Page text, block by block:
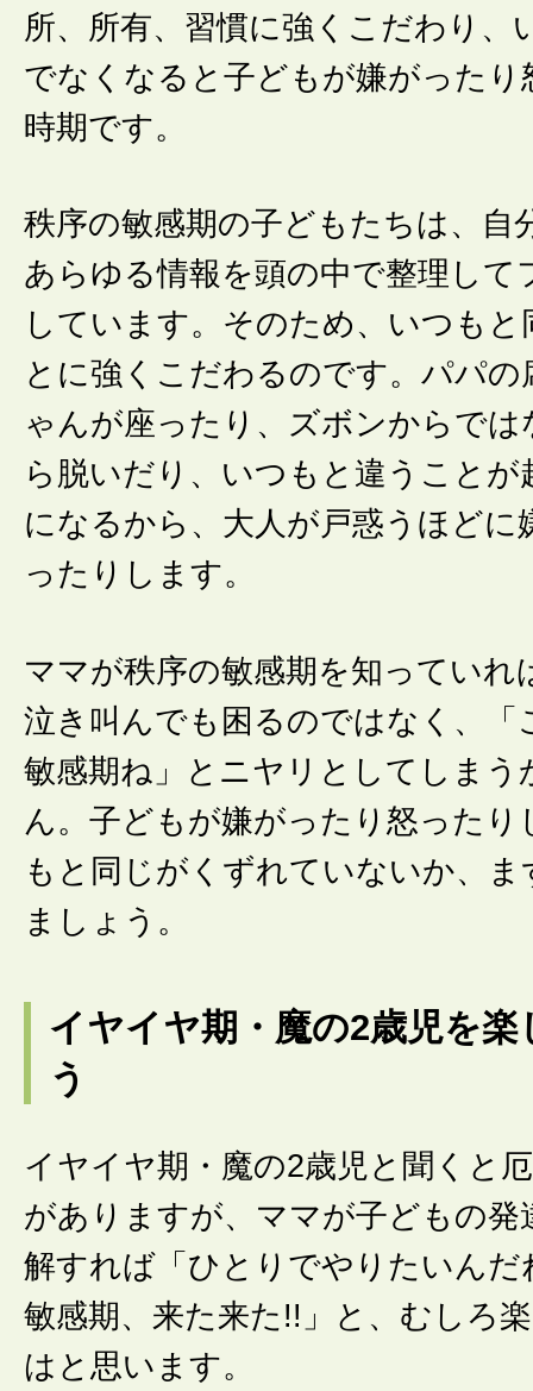
所、所有、習慣に強くこだわり、
でなくなると子どもが嫌がったり
時期です。
秩序の敏感期の子どもたちは、自
あらゆる情報を頭の中で整理して
しています。そのため、いつも
とに強くこだわるのです。パパ
ゃんが座ったり、ズボンからでは
ら脱いだり、いつもと違うことが
になるから、大人が戸惑うほどに
ったりします。
ママが秩序の敏感期を知っていれ
泣き叫んでも困るのではなく、「
敏感期ね」とニヤリとしてしまう
ん。子どもが嫌がったり怒ったり
もと同じがくずれていないか、ま
ましょう。
イヤイヤ期・魔の2歳児を楽
う
イヤイヤ期・魔の2歳児と聞くと
がありますが、ママが子どもの発
解すれば「ひとりでやりたいんだ
敏感期、来た来た!!」と、むしろ
はと思います。